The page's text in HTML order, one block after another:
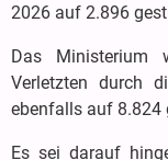
2026 auf 2.896
Das
Verletzten durch
ebenfalls auf 8.824
Es sei darauf